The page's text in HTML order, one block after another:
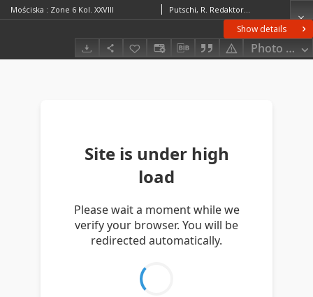
Show details
Photo
Mościska : Zone 6 Kol. XXVIII Putschi, R. RedaktorPawlikowsky, D. RedaktorGinzkey, Franz Karl (1871–1963)